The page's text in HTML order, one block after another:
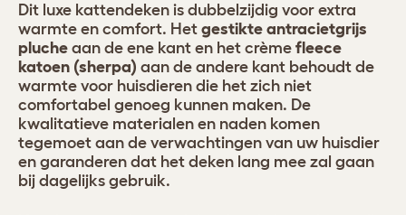
Dit luxe kattendeken is dubbelzijdig voor extra
warmte en comfort. Het gestikte antracietgrijs
pluche aan de ene kant en het crème fleece
katoen (sherpa) aan de andere kant behoudt de
warmte voor huisdieren die het zich niet
comfortabel genoeg kunnen maken. De
kwalitatieve materialen en naden komen
tegemoet aan de verwachtingen van uw huisdier
en garanderen dat het deken lang mee zal gaan
bij dagelijks gebruik.